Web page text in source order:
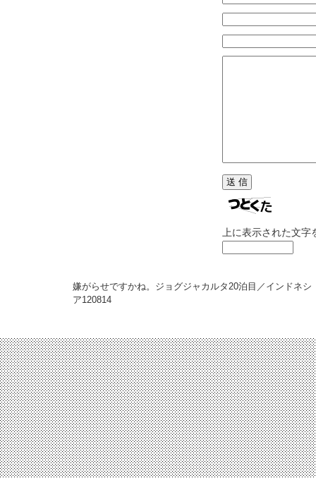
上に表示された文
嫌がらせですかね。ジョグジャカルタ20泊目／インドネシ
ア120814